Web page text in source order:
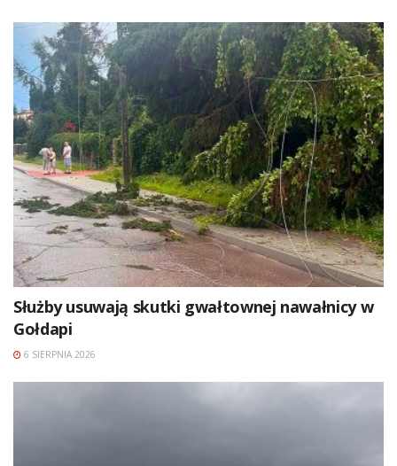
Służby usuwają skutki gwałtownej nawałnicy w
Gołdapi
6 SIERPNIA 2026